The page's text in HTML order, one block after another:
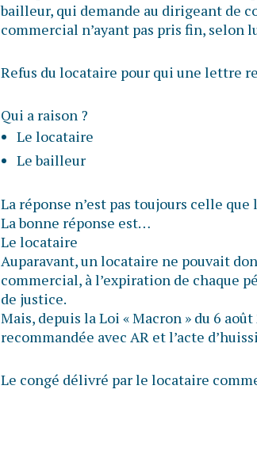
bailleur, qui demande au dirigeant de
commercial n’ayant pas pris fin, selon
Refus du locataire pour qui une lettre
Qui a raison ?
Le locataire
Le bailleur
La réponse n’est pas toujours celle
La bonne réponse est…
Le locataire
Auparavant, un locataire ne pouvait
commercial, à l’expiration de chaque
de justice.
Mais, depuis la Loi « Macron » du 6
recommandée avec AR et l’acte
Le congé délivré par le locataire